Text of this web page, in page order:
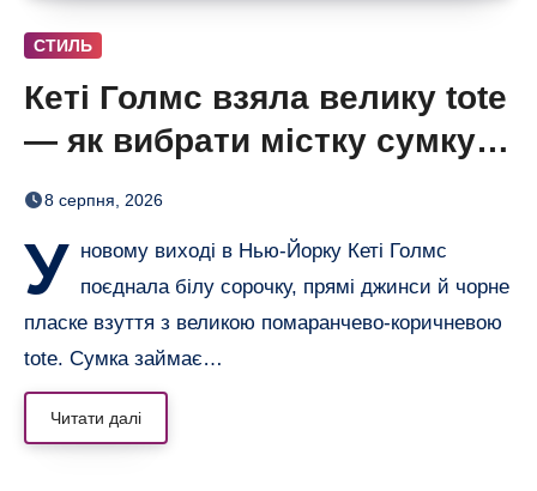
СТИЛЬ
Кеті Голмс взяла велику tote
— як вибрати містку сумку,
що не виглядає громіздкою
8 серпня, 2026
У новому виході в Нью-Йорку Кеті Голмс
поєднала білу сорочку, прямі джинси й чорне
пласке взуття з великою помаранчево-коричневою
tote. Сумка займає…
Читати далі